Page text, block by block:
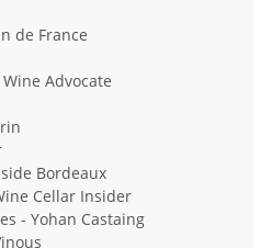
de France
Advocate
Bordeaux
Cellar Insider
- Yohan Castaing